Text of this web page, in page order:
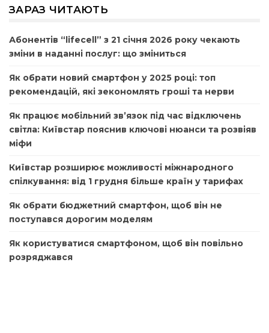
ЗАРАЗ ЧИТАЮТЬ
Абонентів “lifecell” з 21 січня 2026 року чекають
зміни в наданні послуг: що зміниться
Як обрати новий смартфон у 2025 році: топ
рекомендацій, які зекономлять гроші та нерви
Як працює мобільний зв’язок під час відключень
світла: Київстар пояснив ключові нюанси та розвіяв
міфи
Київстар розширює можливості міжнародного
спілкування: від 1 грудня більше країн у тарифах
Як обрати бюджетний смартфон, щоб він не
поступався дорогим моделям
Як користуватися смартфоном, щоб він повільно
розряджався